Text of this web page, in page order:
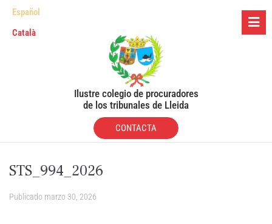
Español
Català
Ilustre colegio de procuradores
de los tribunales de Lleida
CONTACTA
STS_994_2026
Publicado marzo 30, 2026